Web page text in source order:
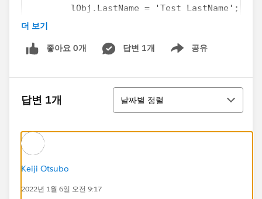
        lObj.LastName = 'Test LastName';
        lObj.Company = 'Test Company';
// This test runs a scheduled job
        // Schedule the test job
String jobId =
// Get the information from the
// Verify the expressions are the
        // Verify the job has not run
// Verify the next time the job
System.assertEquals('2022-09-03
더 보기
좋아요 0개 답변 1개 공유
Show menu
답변 1개
정렬
날짜별 정렬
Keiji Otsubo
2022년 1월 6일 오전 9:17